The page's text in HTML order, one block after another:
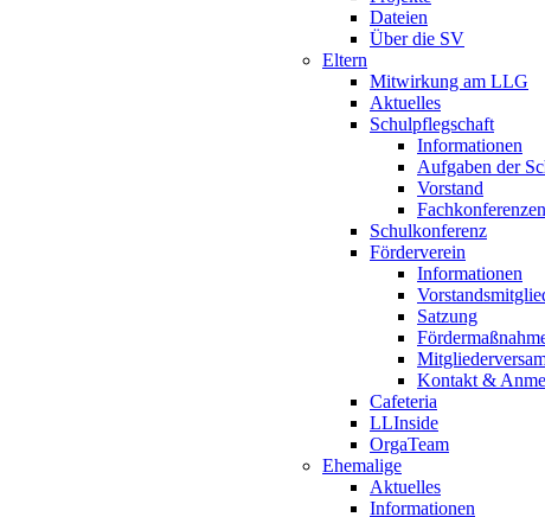
Dateien
Über die SV
Eltern
Mitwirkung am LLG
Aktuelles
Schulpflegschaft
Informationen
Aufgaben der
Vorstand
Fachkonferenzen
Schulkonferenz
Förderverein
Informationen
Satzung
Kontakt &
Cafeteria
LLInside
OrgaTeam
Ehemalige
Aktuelles
Informationen